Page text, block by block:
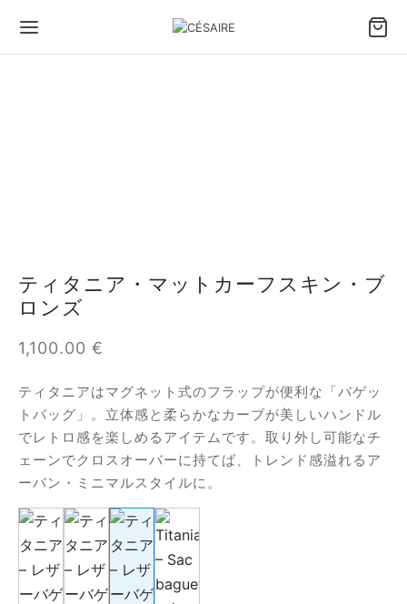
ティタニア・マットカーフスキン・ブ
ロンズ
1,100.00 €
ティタニアはマグネット式のフラップが便利な「バゲッ
トバッグ」。立体感と柔らかなカーブが美しいハンドル
でレトロ感を楽しめるアイテムです。取り外し可能なチ
ェーンでクロスオーバーに持てば、トレンド感溢れるア
ーバン・ミニマルスタイルに。